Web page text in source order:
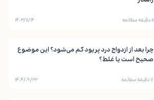
۱۱ دقیقه مطالعه ۱۴۰۳/۱۱/۱۴
چرا بعد از ازدواج درد پریود کم می‌شود؟ این موضوع
صحیح است یا غلط؟
۷ دقیقه مطالعه ۱۴۰۴/۰۹/۲۲